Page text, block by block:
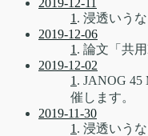
1 . 浸透いう
2019-12-06
1 . 論文「共
2019-12-02
1 . JANOG 45
催します。
2019-11-30
1 . 浸透いう